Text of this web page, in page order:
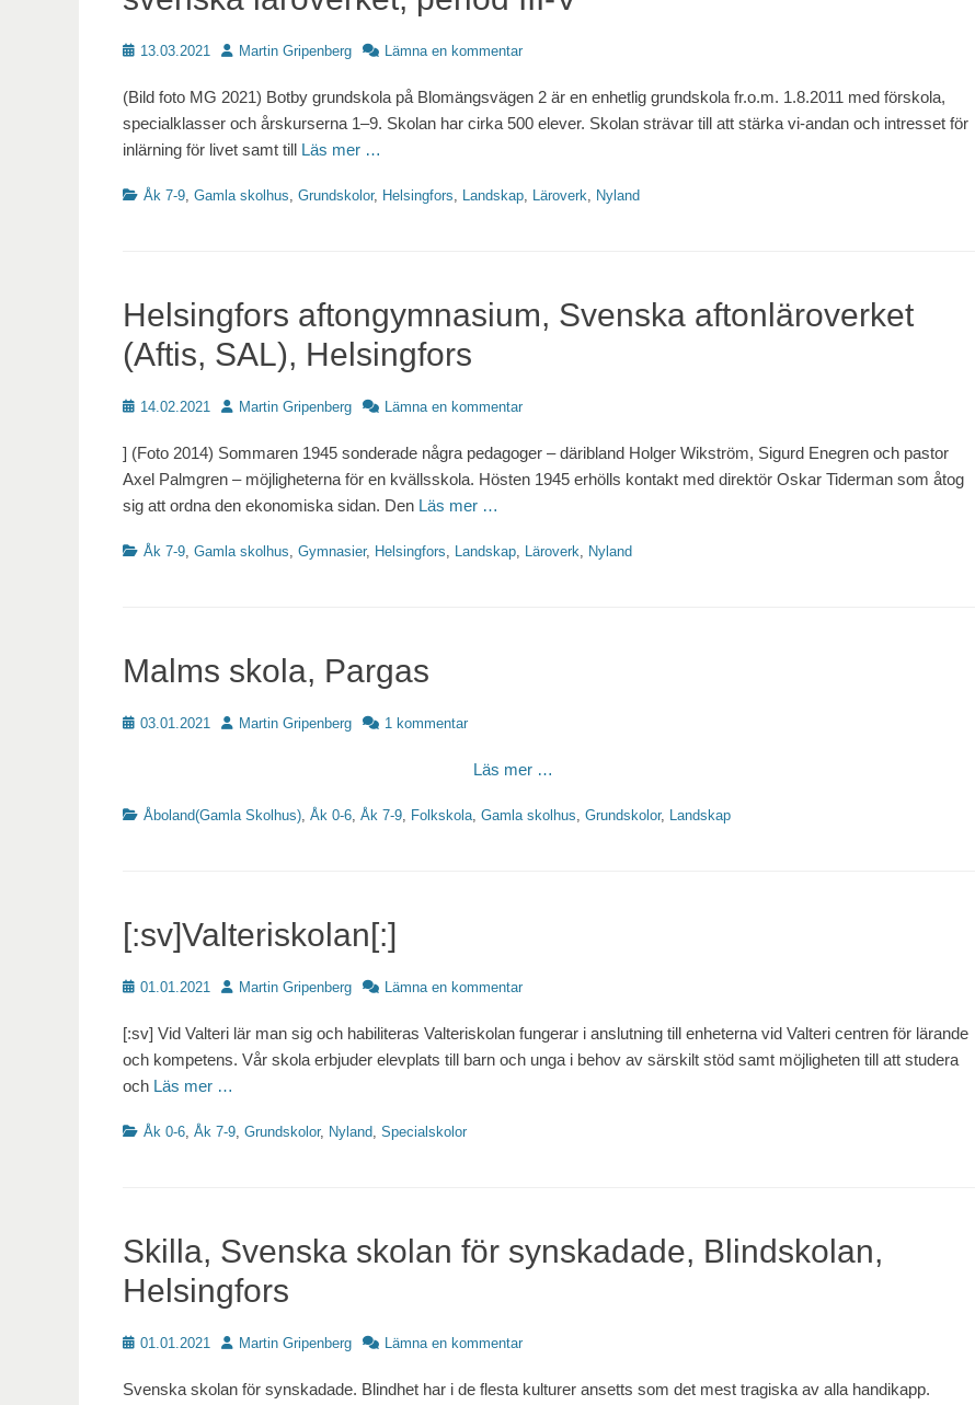
Publicerat
13.03.2021 Författare
Martin Gripenberg Lämna en kommentar
(Bild foto MG 2021) Botby grundskola på Blomängsvägen 2 är en enhetlig grundskola fr.o.m. 1.8.2011 med förskola,
specialklasser och årskurserna 1–9. Skolan har cirka 500 elever. Skolan strävar till att stärka vi-andan och intresset för
inlärning för livet samt till Läs mer …
Kategorier
Åk 7-9, Gamla skolhus, Grundskolor, Helsingfors, Landskap, Läroverk, Nyland
Helsingfors aftongymnasium, Svenska aftonläroverket
(Aftis, SAL), Helsingfors
Publicerat
14.02.2021 Författare
Martin Gripenberg Lämna en kommentar
] (Foto 2014) Sommaren 1945 sonderade några pedagoger – däribland Holger Wikström, Sigurd Enegren och pastor
Axel Palmgren – möjligheterna för en kvällsskola. Hösten 1945 erhölls kontakt med direktör Oskar Tiderman som åtog
sig att ordna den ekonomiska sidan. Den Läs mer …
Kategorier
Åk 7-9, Gamla skolhus, Gymnasier, Helsingfors, Landskap, Läroverk, Nyland
Malms skola, Pargas
Publicerat
03.01.2021 Författare
Martin Gripenberg 1 kommentar
Läs mer …
Kategorier
Åboland(Gamla Skolhus), Åk 0-6, Åk 7-9, Folkskola, Gamla skolhus, Grundskolor, Landskap
[:sv]Valteriskolan[:]
Publicerat
01.01.2021 Författare
Martin Gripenberg Lämna en kommentar
[:sv] Vid Valteri lär man sig och habiliteras Valteriskolan fungerar i anslutning till enheterna vid Valteri centren för lärande
och kompetens. Vår skola erbjuder elevplats till barn och unga i behov av särskilt stöd samt möjligheten till att studera
och Läs mer …
Kategorier
Åk 0-6, Åk 7-9, Grundskolor, Nyland, Specialskolor
Skilla, Svenska skolan för synskadade, Blindskolan,
Helsingfors
Publicerat
01.01.2021 Författare
Martin Gripenberg Lämna en kommentar
Svenska skolan för synskadade. Blindhet har i de flesta kulturer ansetts som det mest tragiska av alla handikapp.